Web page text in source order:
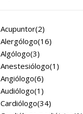
Acupuntor(2)
Alergólogo(16)
Algólogo(3)
Anestesiólogo(1)
Angiólogo(6)
Audiólogo(1)
Cardiólogo(34)